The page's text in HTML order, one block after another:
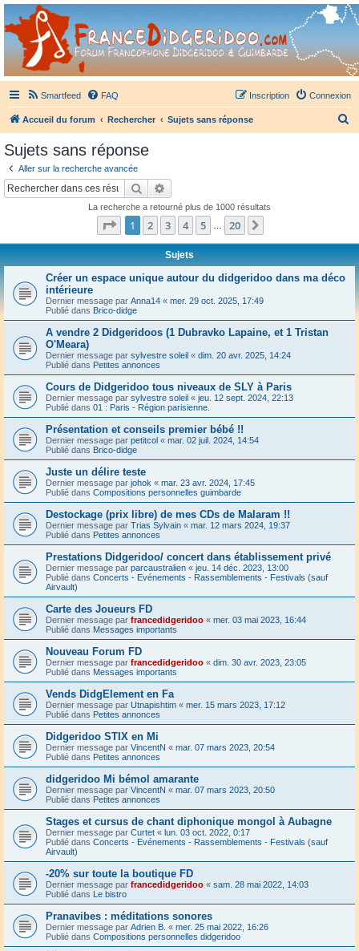
France Didgeridoo
Didgeridoo et Guimbarde sur France Didgeridoo - retrouvez la communauté.
Smartfeed FAQ Connexion
Inscription
Accueil du forum Rechercher Sujets sans réponse
Sujets sans réponse
Aller sur la recherche avancée
Rechercher
La recherche a retourné plus de 1000 résultats
Page 1sur20
1 2 3 4 5 20
Sujets
Créer un espace unique autour du didgeridoo dans ma déco
intérieure
Dernier message par Anna14 « mer. 29 oct. 2025, 17:49
Publié dans Brico-didge
A vendre 2 Didgeridoos (1 Dubravko Lapaine, et 1 Tristan
O'Meara)
Dernier message par sylvestre soleil « dim. 20 avr. 2025, 14:24
Publié dans Petites annonces
Cours de Didgeridoo tous niveaux de SLY à Paris
Dernier message par sylvestre soleil « jeu. 12 sept. 2024, 22:13
Publié dans 01 : Paris - Région parisienne.
Présentation et conseils premier bébé !!
Dernier message par petitcol « mar. 02 juil. 2024, 14:54
Publié dans Brico-didge
Juste un délire teste
Dernier message par johok « mar. 23 avr. 2024, 17:45
Publié dans Compositions personnelles guimbarde
Destockage (prix libre) de mes CDs de Malaram !!
Dernier message par Trias Sylvain « mar. 12 mars 2024, 19:37
Publié dans Petites annonces
Prestations Didgeridoo/ concert dans établissement privé
Dernier message par parcaustralien « jeu. 14 déc. 2023, 13:00
Publié dans Concerts - Evénements - Rassemblements - Festivals (sauf
Airvault)
Carte des Joueurs FD
Dernier message par francedidgeridoo « mer. 03 mai 2023, 16:44
Publié dans Messages importants
Nouveau Forum FD
Dernier message par francedidgeridoo « dim. 30 avr. 2023, 23:05
Publié dans Messages importants
Vends DidgElement en Fa
Dernier message par Utnapishtim « mer. 15 mars 2023, 17:12
Publié dans Petites annonces
Didgeridoo STIX en Mi
Dernier message par VincentN « mar. 07 mars 2023, 20:54
Publié dans Petites annonces
didgeridoo Mi bémol amarante
Dernier message par VincentN « mar. 07 mars 2023, 20:50
Publié dans Petites annonces
Stages et cursus de chant diphonique mongol à Aubagne
Dernier message par Curtet « lun. 03 oct. 2022, 0:17
Publié dans Concerts - Evénements - Rassemblements - Festivals (sauf
Airvault)
-20% sur toute la boutique FD
Dernier message par francedidgeridoo « sam. 28 mai 2022, 14:03
Publié dans Le bistro
Pranavibes : méditations sonores
Dernier message par Adrien B. « mer. 25 mai 2022, 16:26
Publié dans Compositions personnelles didgeridoo